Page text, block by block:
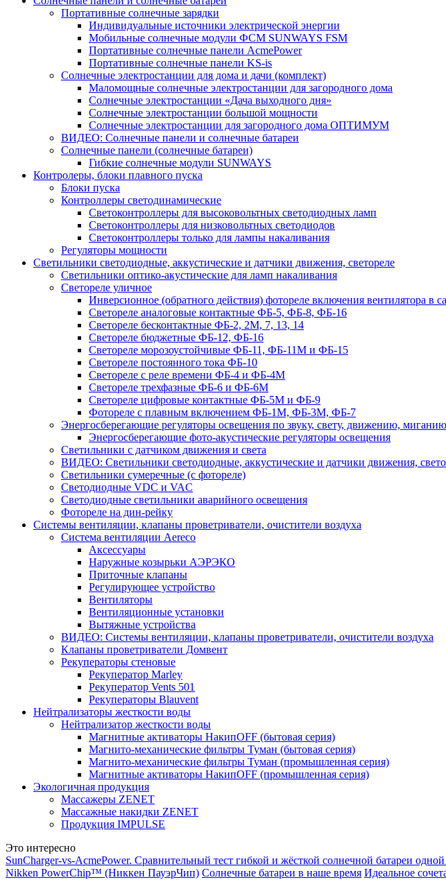
Портативные солнечные зарядки
Индивидуальные источники электрической энергии
Мобильные солнечные модули ФСМ SUNWAYS FSM
Портативные солнечные панели AcmePower
Портативные солнечные панели KS-is
Солнечные электростанции для дома и дачи (комплект)
Маломощные солнечные электростанции для загородного дома
Солнечные электростанции «Дача выходного дня»
Солнечные электростанции большой мощности
Солнечные электростанции для загородного дома ОПТИМУМ
ВИДЕО: Солнечные панели и солнечные батареи
Солнечные панели (солнечные батареи)
Гибкие солнечные модули SUNWAYS
Контролеры, блоки плавного пуска
Блоки пуска
Контроллеры светодинамические
Светоконтроллеры для высоковольтных светодиодных ламп
Светоконтроллеры для низковольтных светодиодов
Светоконтроллеры только для лампы накаливания
Регуляторы мощности
Светильники светодиодные, аккустические и датчики движения, светореле
Светильники оптико-акустические для ламп накаливания
Светореле уличное
Инверсионное (обратного действия) фотореле включения вентилятора в
Светореле аналоговые контактные ФБ-5, ФБ-8, ФБ-16
Светореле бесконтактные ФБ-2, 2М, 7, 13, 14
Светореле бюджетные ФБ-12, ФБ-16
Светореле морозоустойчивые ФБ-11, ФБ-11М и ФБ-15
Светореле постоянного тока ФБ-10
Светореле с реле времени ФБ-4 и ФБ-4М
Светореле трехфазные ФБ-6 и ФБ-6М
Светореле цифровые контактные ФБ-5М и ФБ-9
Фотореле с плавным включением ФБ-1М, ФБ-3М, ФБ-7
Энергосберегающие регуляторы освещения по звуку, свету, движению, миганию
Энергосберегающие фото-акустические регуляторы освещения
Светильники с датчиком движения и света
ВИДЕО: Светильники светодиодные, аккустические и датчики движения,
Светильники сумеречные (с фотореле)
Светодиодные VDC и VAC
Светодиодные светильники аварийного освещения
Фотореле на дин-рейку
Системы вентиляции, клапаны проветриватели, очистители воздуха
Система вентиляции Aereco
Аксессуары
Наружные козырьки АЭРЭКО
Приточные клапаны
Регулирующее устройство
Вентиляторы
Вентиляционные установки
Вытяжные устройства
ВИДЕО: Системы вентиляции, клапаны проветриватели, очистители воздуха
Клапаны проветриватели Домвент
Рекуператоры стеновые
Рекуператор Marley
Рекуператор Vents 501
Рекуператоры Blauvent
Нейтрализаторы жесткости воды
Нейтрализатор жесткости воды
Магнитные активаторы НакипOFF (бытовая серия)
Магнито-механические фильтры Туман (бытовая серия)
Магнито-механические фильтры Туман (промышленная серия)
Магнитные активаторы НакипOFF (промышленная серия)
Экологичная продукция
Массажеры ZENET
Массажные накидки ZENET
Продукция IMPULSE
Это интересно
SunCharger-vs-AcmePower. Сравнительный тест гибкой и жёсткой солнечной батареи
Nikken PowerChip™ (Никкен ПауэрЧип) Солнечные батареи в наше время Идеальное